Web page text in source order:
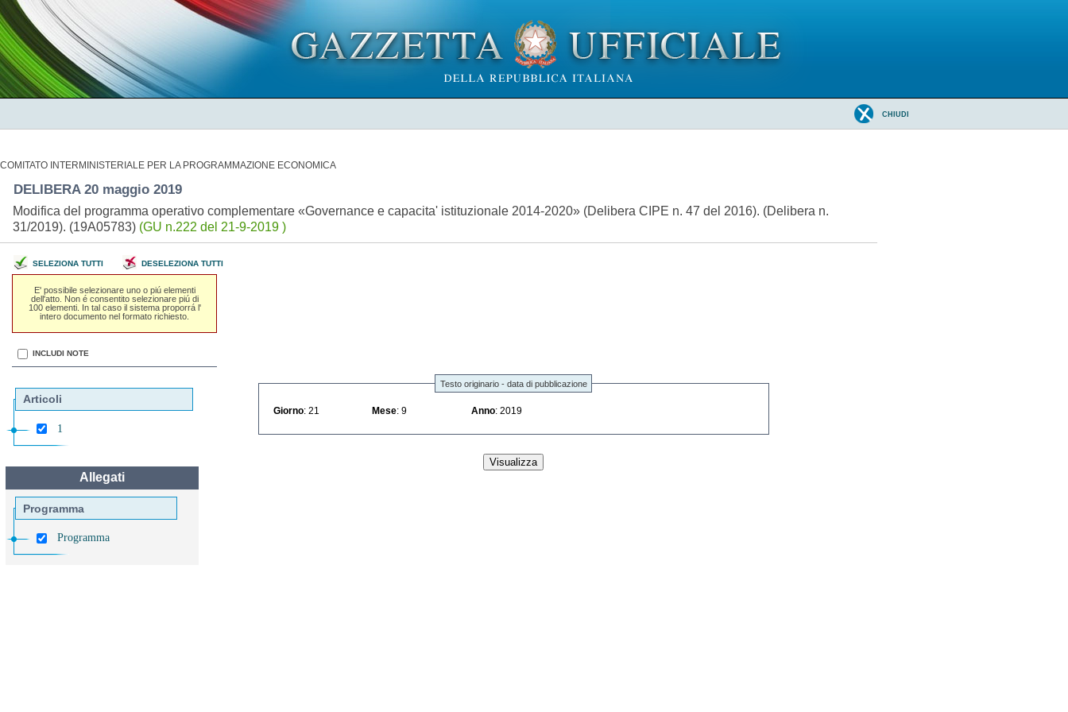
CHIUDI
COMITATO INTERMINISTERIALE PER LA PROGRAMMAZIONE ECONOMICA
DELIBERA 20 maggio 2019
Modifica del programma operativo complementare «Governance e capacita' istituzionale 2014-2020» (Delibera CIPE n. 47 del 2016). (Delibera n.
31/2019). (19A05783) (GU n.222 del 21-9-2019 )
SELEZIONA TUTTI DESELEZIONA TUTTI
E' possibile selezionare uno o piú elementi
dell'atto. Non é consentito selezionare piú di
100 elementi. In tal caso il sistema proporrá l'
intero documento nel formato richiesto.
INCLUDI NOTE
Articoli
1
Allegati
Programma
Programma
Testo originario - data di pubblicazione
Giorno : 21 Mese : 9 Anno : 2019